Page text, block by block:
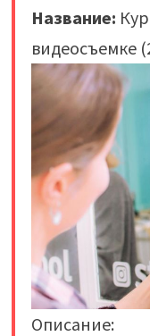
Название:
видеосъемке
Описание: